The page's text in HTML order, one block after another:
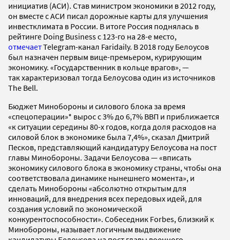
инициатив (АСИ). Став министром экономики в 2012 году,
он вместе с АСИ писал дорожные карты для улучшения
инвестклимата в России. В итоге Россия поднялась в
рейтинге Doing Business c 123-го на 28-е место,
отмечаетTelegram-канал Faridaily. В 2018 году Белоусов
был назначен первым вице-премьером, курирующим
экономику. «Государственник в кольце врагов», —
так характеризовал тогда Белоусова один из источников
The Bell.
Бюджет Минобороны и силового блока за время
«спецоперации»* вырос с 3% до 6,7% ВВП и приближается
«к ситуации середины 80-х годов, когда доля расходов на
силовой блок в экономике была 7,4%», сказал Дмитрий
Песков, представляющий кандидатуру Белоусова на пост
главы Минобороны. Задачи Белоусова — «вписать
экономику силового блока в экономику страны, чтобы она
соответствовала динамике нынешнего момента», и
сделать Минобороны «абсолютно открытым для
инноваций, для внедрения всех передовых идей, для
создания условий по экономической
конкурентоспособности». Собеседник Forbes, близкий к
Минобороны, называет логичным выдвижение